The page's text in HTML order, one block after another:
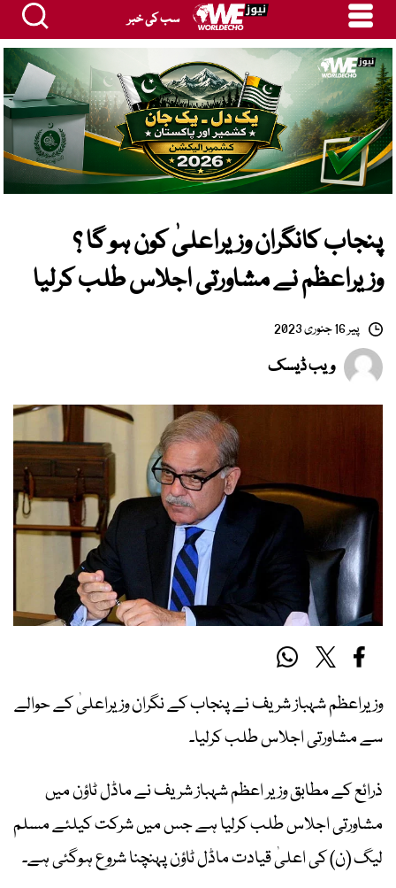
سب کی خبر
پنجاب کانگران وزیراعلیٰ کون ہو گا ؟
وزیراعظم نے مشاورتی اجلاس طلب کرلیا
پیر 16 جنوری 2023
ویب ڈیسک
وزیراعظم شہباز شریف نے پنجاب کے نگران وزیراعلیٰ کے حوالے
سے مشاورتی اجلاس طلب کرلیا۔
ذرائع کے مطابق وزیر اعظم شہباز شریف نے ماڈل ٹاؤن میں
مشاورتی اجلاس طلب کرلیا ہے جس میں شرکت کیلئے مسلم
لیگ (ن) کی اعلیٰ قیادت ماڈل ٹاؤن پہنچنا شروع ہوگئی ہے۔